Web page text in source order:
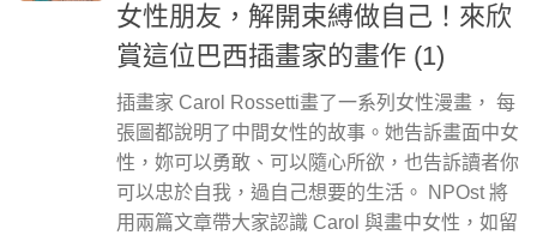
女性朋友，解開束縛做自己！來欣
賞這位巴西插畫家的畫作 (1)
插畫家 Carol Rossetti畫了一系列女性漫畫， 每
張圖都說明了中間女性的故事。她告訴畫面中女
性，妳可以勇敢、可以隨心所欲，也告訴讀者你
可以忠於自我，過自己想要的生活。 NPOst 將
用兩篇文章帶大家認識 Carol 與畫中女性，如留